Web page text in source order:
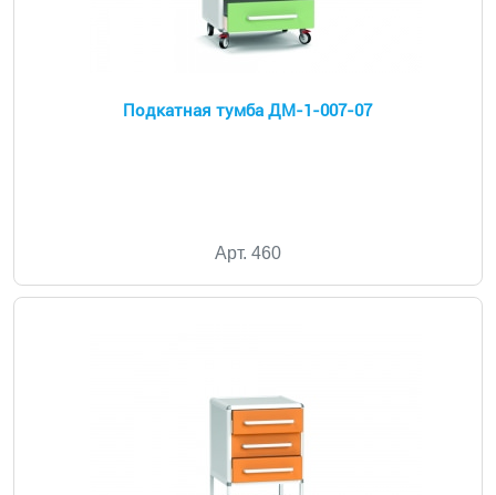
Подкатная тумба ДМ-1-007-07
Арт. 460